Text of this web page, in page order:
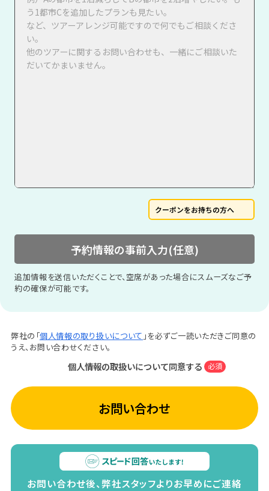
クーポンをお持ちの方へ
予約情報の事前入力(任意)
追加情報を送信いただくことで、空席があった場合にスムーズなご予
約の確保が可能です。
弊社の「個人情報の取り扱いについて 」を必ずご一読いただきご同意の
うえ、お問い合わせください。
個人情報の取扱いについて同意する 必須
お問い合わせ
お問い合わせ後、弊社スタッフよりお早めにご連絡